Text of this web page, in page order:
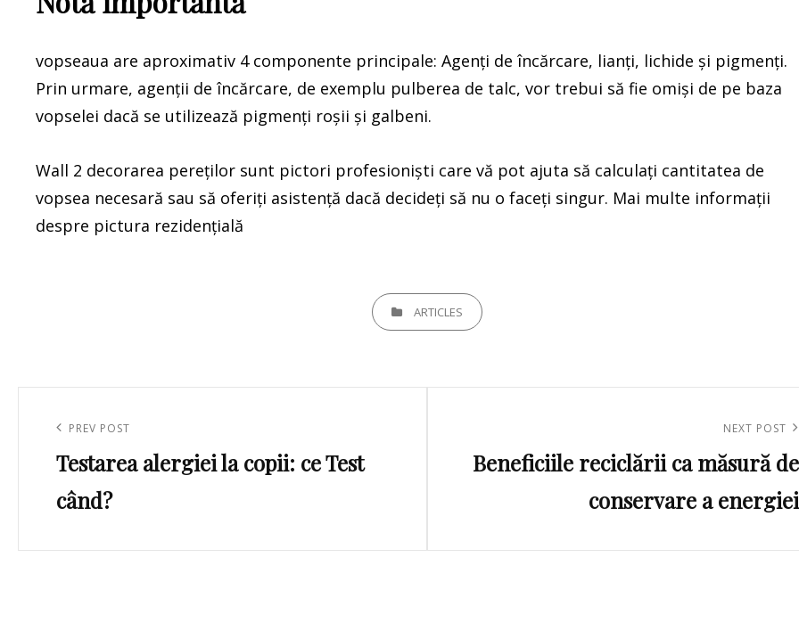
vopseaua are aproximativ 4 componente principale: Agenți de încărcare, lianți, lichide și pigmenți.
Prin urmare, agenții de încărcare, de exemplu pulberea de talc, vor trebui să fie omiși de pe baza
vopselei dacă se utilizează pigmenți roșii și galbeni.
Wall 2 decorarea pereților sunt pictori profesioniști care vă pot ajuta să calculați cantitatea de
vopsea necesară sau să oferiți asistență dacă decideți să nu o faceți singur. Mai multe informații
despre pictura rezidențială
CATEGORIESARTICLES
articole
Previous
Post
PREV POST
Testarea alergiei la copii: ce Test
când?
Post
NEXT POST
Beneficiile reciclării ca măsură de
conservare a energiei